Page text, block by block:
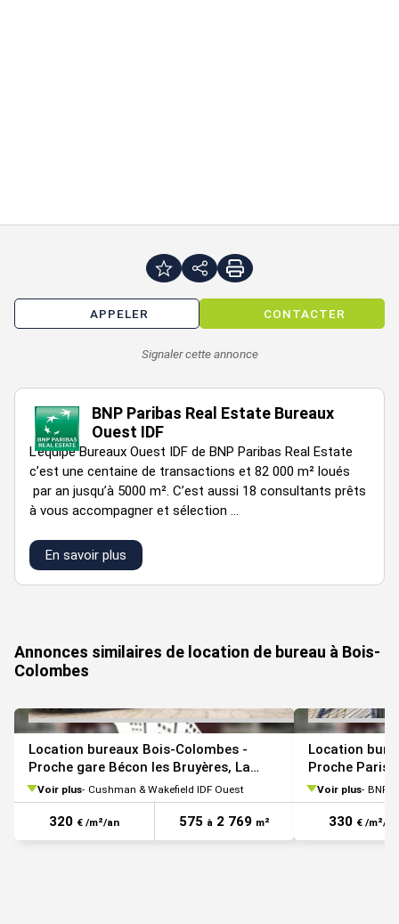
Monte-charge(s)
Oui
Oui
Dal. fibres minéral.
Hauteur sous-plafond
2,70 mètre(s)
Afficher notre barême d'honoraires
APPELER CONTACTER
Signaler cette annonce
BNP Paribas Real Estate Bureaux
Ouest IDF
L’équipe Bureaux Ouest IDF de BNP Paribas Real Estate
c’est une centaine de transactions et 82 000 m² loués
par an jusqu’à 5000 m². C’est aussi 18 consultants prêts
à vous accompagner et sélection ...
En savoir plus
Annonces similaires de location de bureau à Bois-
Colombes
Location bureaux Bois-Colombes -
Proche gare Bécon les Bruyères, La
Défense et Paris-Saint-Lazare
Voir plus Cushman & Wakefield IDF Ouest
320 € /m²/an 575 à 2 769 m²
Location
Proche Paris
Voir plus BNP
330 € /m²/an